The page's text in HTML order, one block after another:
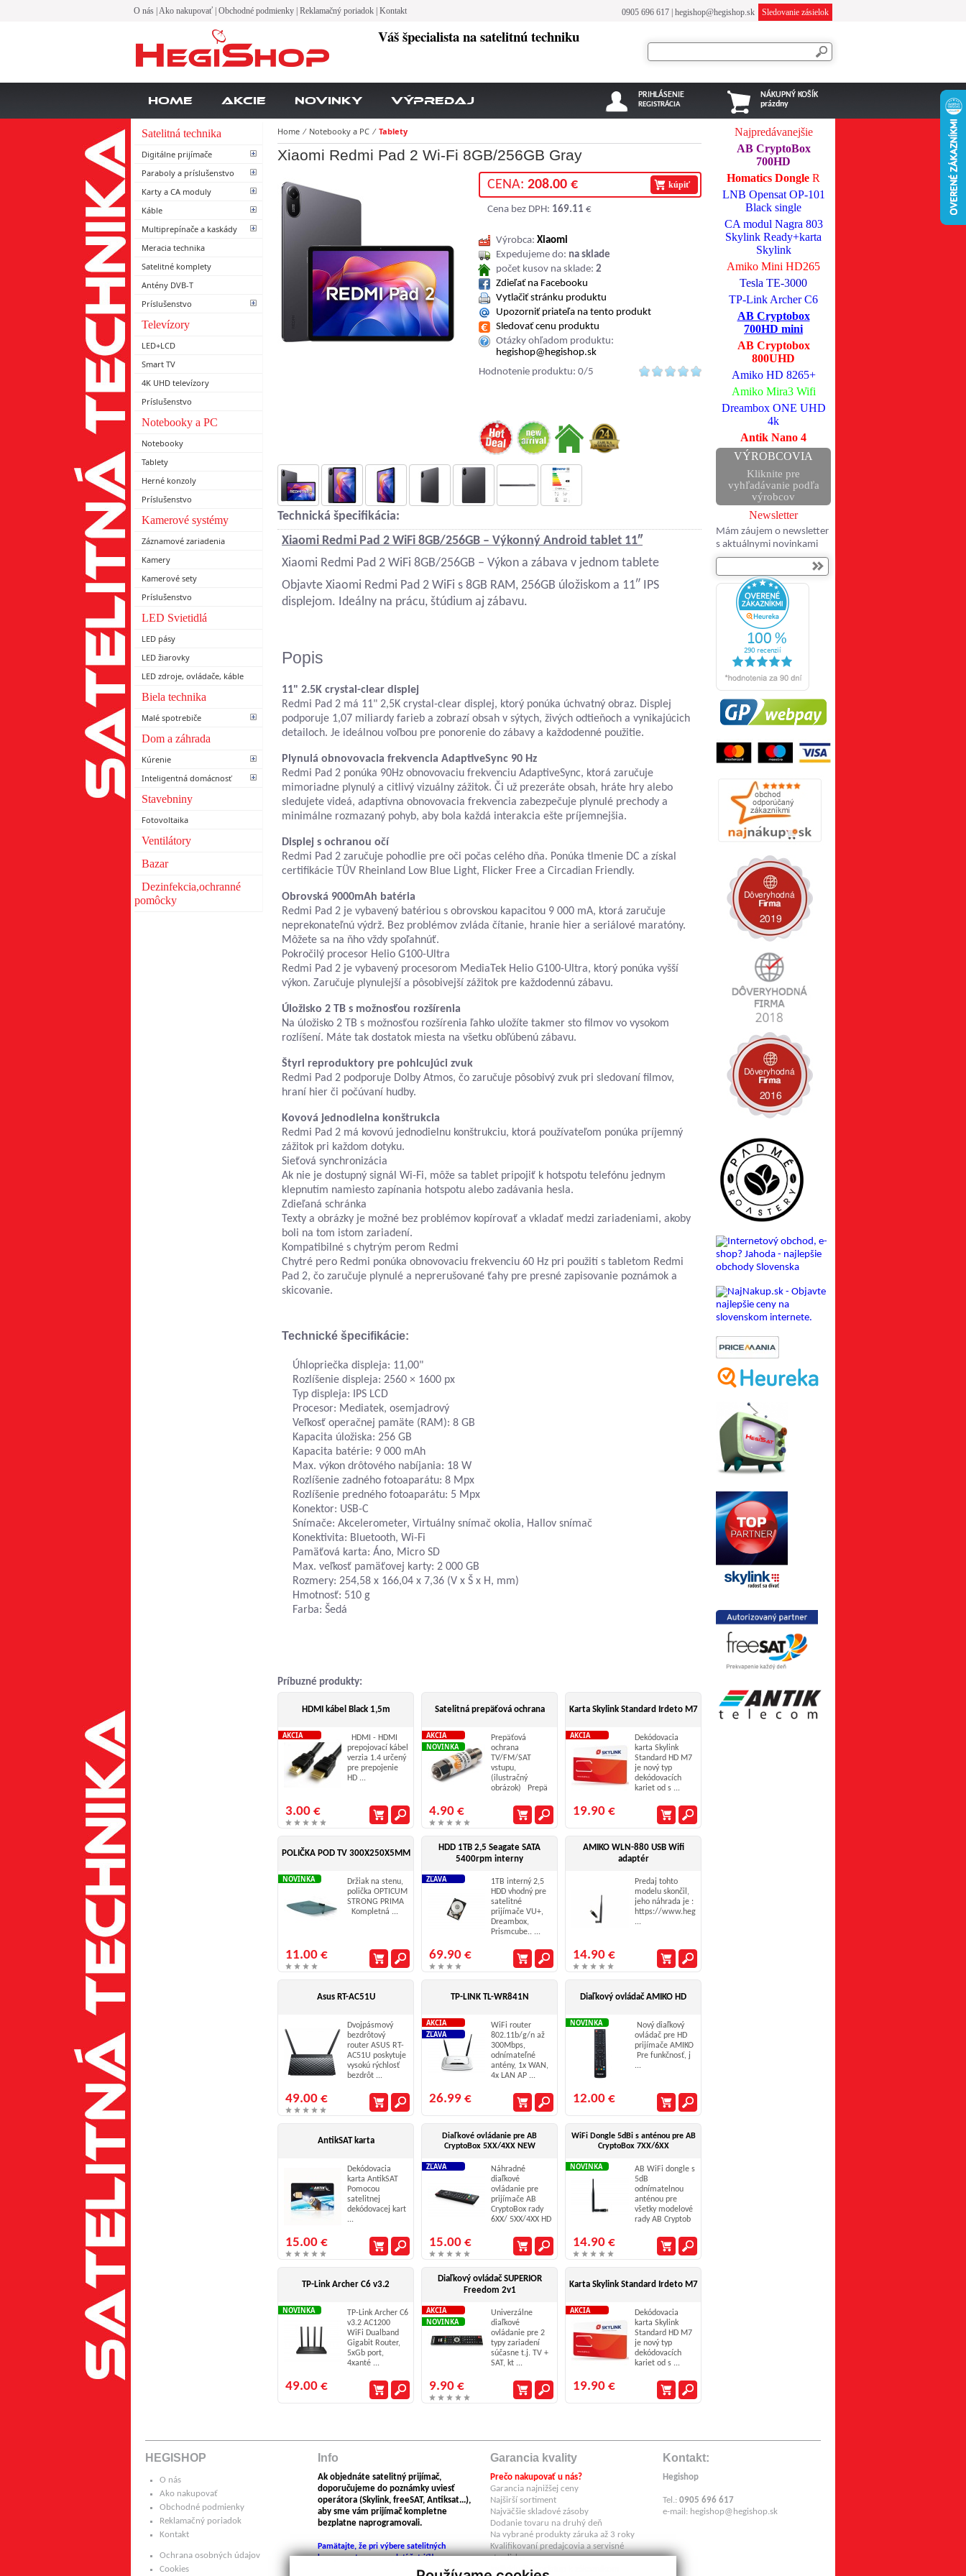
O nás Ako nakupovať Obchodné podmienky Reklamačný poriadok Kontakt 0905 696 617 hegishop@hegishop.sk Sledovanie zásielok
Váš špecialista na satelitnú techniku
Home Akcie Novinky Výpredaj
NÁKUPNÝ KOŠÍK
prázdny
PRIHLÁSENIE
REGISTRÁCIA
Satelitná technika
Digitálne prijímače
Paraboly a príslušenstvo
Karty a CA moduly
Káble
Multiprepínače a kaskády
Meracia technika
Satelitné komplety
Antény DVB-T
Príslušenstvo
Televízory
LED+LCD
Smart TV
4K UHD televízory
Príslušenstvo
Notebooky a PC
Notebooky
Tablety
Herné konzoly
Príslušenstvo
Kamerové systémy
Záznamové zariadenia
Kamery
Kamerové sety
Príslušenstvo
LED Svietidlá
LED pásy
LED žiarovky
LED zdroje, ovládače, káble
Biela technika
Malé spotrebiče
Dom a záhrada
Kúrenie
Inteligentná domácnosť
Stavebniny
Fotovoltaika
Ventilátory
Bazar
Dezinfekcia,ochranné
pomôcky
Home ⁄ Notebooky a PC ⁄ Tablety
Xiaomi Redmi Pad 2 Wi-Fi 8GB/256GB Gray
CENA: 208.00 € kúpiť
Cena bez DPH: 169.11 €
Výrobca: Xiaomi
Expedujeme do: na sklade
počet kusov na sklade: 2
Zdieľať na Facebooku
Vytlačiť stránku produktu
Upozorniť priateľa na tento produkt
Sledovať cenu produktu
Otázky ohľadom produktu:
hegishop@hegishop.sk
Hodnotenie produktu: 0/5
Technická špecifikácia:
Xiaomi Redmi Pad 2 WiFi 8GB/256GB – Výkonný Android tablet 11″
Xiaomi Redmi Pad 2 WiFi 8GB/256GB – Výkon a zábava v jednom tablete
Objavte Xiaomi Redmi Pad 2 WiFi s 8GB RAM, 256GB úložiskom a 11″ IPS
displejom. Ideálny na prácu, štúdium aj zábavu.
Popis
11" 2.5K crystal-clear displej
Redmi Pad 2 má 11" 2,5K crystal-clear displej, ktorý ponúka úchvatný obraz. Displej
podporuje 1,07 miliardy farieb a zobrazí obsah v sýtych, živých odtieňoch a vynikajúcich
detailoch. Je ideálnou voľbou pre ponorenie do zábavy a každodenné použitie.
Plynulá obnovovacia frekvencia AdaptiveSync 90 Hz
Redmi Pad 2 ponúka 90Hz obnovovaciu frekvenciu AdaptiveSync, ktorá zaručuje
mimoriadne plynulý a citlivý vizuálny zážitok. Či už prezeráte obsah, hráte hry alebo
sledujete videá, adaptívna obnovovacia frekvencia zabezpečuje plynulé prechody a
minimálne rozmazaný pohyb, aby bola každá interakcia ešte príjemnejšia.
Displej s ochranou očí
Redmi Pad 2 zaručuje pohodlie pre oči počas celého dňa. Ponúka tlmenie DC a získal
certifikácie TÜV Rheinland Low Blue Light, Flicker Free a Circadian Friendly.
Obrovská 9000mAh batéria
Redmi Pad 2 je vybavený batériou s obrovskou kapacitou 9 000 mA, ktorá zaručuje
neprekonateľnú výdrž. Bez problémov zvláda čítanie, hranie hier a seriálové maratóny.
Môžete sa na ňho vždy spoľahnúť.
Pokročilý procesor Helio G100-Ultra
Redmi Pad 2 je vybavený procesorom MediaTek Helio G100-Ultra, ktorý ponúka vyšší
výkon. Zaručuje plynulejší a pôsobivejší zážitok pre každodennú zábavu.
Úložisko 2 TB s možnosťou rozšírenia
Na úložisko 2 TB s možnosťou rozšírenia ľahko uložíte takmer sto filmov vo vysokom
rozlíšení. Máte tak dostatok miesta na všetku obľúbenú zábavu.
Štyri reproduktory pre pohlcujúci zvuk
Redmi Pad 2 podporuje Dolby Atmos, čo zaručuje pôsobivý zvuk pri sledovaní filmov,
hraní hier či počúvaní hudby.
Kovová jednodielna konštrukcia
Redmi Pad 2 má kovovú jednodielnu konštrukciu, ktorá používateľom ponúka príjemný
zážitok pri každom dotyku.
Sieťová synchronizácia
Ak nie je dostupný signál Wi-Fi, môže sa tablet pripojiť k hotspotu telefónu jednym
klepnutím namiesto zapínania hotspotu alebo zadávania hesla.
Zdieľaná schránka
Texty a obrázky je možné bez problémov kopírovať a vkladať medzi zariadeniami, akoby
boli na tom istom zariadení.
Kompatibilné s chytrým perom Redmi
Chytré pero Redmi ponúka obnovovaciu frekvenciu 60 Hz pri použití s tabletom Redmi
Pad 2, čo zaručuje plynulé a neprerušované ťahy pre presné zapisovanie poznámok a
skicovanie.
Technické špecifikácie:
Úhlopriečka displeja: 11,00"
Rozlíšenie displeja: 2560 × 1600 px
Typ displeja: IPS LCD
Procesor: Mediatek, osemjadrový
Veľkosť operačnej pamäte (RAM): 8 GB
Kapacita úložiska: 256 GB
Kapacita batérie: 9 000 mAh
Max. výkon drôtového nabíjania: 18 W
Rozlíšenie zadného fotoaparátu: 8 Mpx
Rozlíšenie predného fotoaparátu: 5 Mpx
Konektor: USB-C
Snímače: Akcelerometer, Virtuálny snímač okolia, Hallov snímač
Konektivita: Bluetooth, Wi-Fi
Pamäťová karta: Áno, Micro SD
Max. veľkosť pamäťovej karty: 2 000 GB
Rozmery: 254,58 x 166,04 x 7,36 (V x Š x H, mm)
Hmotnosť: 510 g
Farba: Šedá
Príbuzné produkty:
HDMI kábel Black 1,5m
AKCIA
HDMI - HDMI
prepojovací kábel
verzia 1.4 určený
pre prepojenie
HD ...
3.00 €
Satelitná prepäťová ochrana
AKCIA
NOVINKA
Prepäťová
ochrana
TV/FM/SAT
vstupu,
(ilustračný
obrázok) Prepä
4.90 €
Karta Skylink Standard Irdeto M7
AKCIA
Dekódovacia
karta Skylink
Standard HD M7
je nový typ
dekódovacích
kariet od s ...
19.90 €
POLIČKA POD TV 300X250X5MM
NOVINKA
Držiak na stenu,
polička OPTICUM
STRONG PRIMA
Kompletná ...
11.00 €
HDD 1TB 2,5 Seagate SATA
5400rpm interny
ZĽAVA
1TB interný 2,5
HDD vhodný pre
satelitné
prijímače VU+,
Dreambox,
Prismcube.. ...
69.90 €
AMIKO WLN-880 USB Wifi
adaptér
Predaj tohto
modelu skončil,
jeho náhrada je :
https://www.hegishop.sk/e-
...
14.90 €
Asus RT-AC51U
Dvojpásmový
bezdrôtový
router ASUS RT-
AC51U poskytuje
vysokú rýchlosť
bezdrôt ...
49.00 €
TP-LINK TL-WR841N
AKCIA
ZĽAVA
WiFi router
802.11b/g/n až
300Mbps,
odnímateľné
antény, 1x WAN,
4x LAN AP ...
26.99 €
Diaľkový ovládač AMIKO HD
NOVINKA
Nový diaľkový
ovládač pre HD
prijímače AMIKO
Pre funkčnosť, j
...
12.00 €
AntikSAT karta
Dekódovacia
karta AntikSAT
Pomocou
satelitnej
dekódovacej kart
...
15.00 €
Diaľkové ovládanie pre AB
CryptoBox 5XX/4XX NEW
ZĽAVA
Náhradné
diaľkové
ovládanie pre
prijímače AB
CryptoBox rady
6XX/ 5XX/4XX HD
15.00 €
WiFi Dongle 5dBi s anténou pre AB
CryptoBox 7XX/6XX
NOVINKA
AB WiFi dongle s
5dB
odnímatelnou
anténou pre
všetky modelové
rady AB Cryptob
14.90 €
TP-Link Archer C6 v3.2
NOVINKA
TP-Link Archer C6
v3.2 AC1200
WiFi Dualband
Gigabit Router,
5xGb port,
4xanté ...
49.00 €
Diaľkový ovládač SUPERIOR
Freedom 2v1
AKCIA
NOVINKA
Univerzálne
diaľkové
ovládanie pre 2
typy zariadení
súčasne t.j. TV +
SAT, kt ...
9.90 €
Karta Skylink Standard Irdeto M7
AKCIA
Dekódovacia
karta Skylink
Standard HD M7
je nový typ
dekódovacích
kariet od s ...
19.90 €
Najpredávanejšie
AB CryptoBox
700HD
Homatics Dongle R
LNB Opensat OP-101
Black single
CA modul Nagra 803
Skylink Ready+karta
Skylink
Amiko Mini HD265
Tesla TE-3000
TP-Link Archer C6
AB Cryptobox
700HD mini
AB Cryptobox
800UHD
Amiko HD 8265+
Amiko Mira3 Wifi
Dreambox ONE UHD
4k
Antik Nano 4
VÝROBCOVIA
Kliknite pre
vyhľadávanie podľa
výrobcov
Newsletter
Mám záujem o newsletter
s aktuálnymi novinkami
HEGISHOP
O nás
Ako nakupovať
Obchodné podmienky
Reklamačný poriadok
Kontakt
Ochrana osobných údajov
Cookies
Info
Ak objednáte satelitný prijímač,
doporučujeme do poznámky uviesť
operátora (Skylink, freeSAT, Antiksat...),
aby sme vám prijímač kompletne
bezplatne naprogramovali.
Pamätajte, že pri výbere satelitných
komponentov sa neoplatí šetriť!!
Garancia kvality
Prečo nakupovať u nás?
Garancia najnižšej ceny
Najširší sortiment
Najväčšie skladové zásoby
Dodanie tovaru na druhý deň
Na vybrané produkty záruka až 3 roky
Kvalifikovaní predajcovia a servisné
stredisko
Individuálny prístup k zákazníkom
Kontakt:
Hegishop
Tel.: 0905 696 617
e-mail: hegishop@hegishop.sk